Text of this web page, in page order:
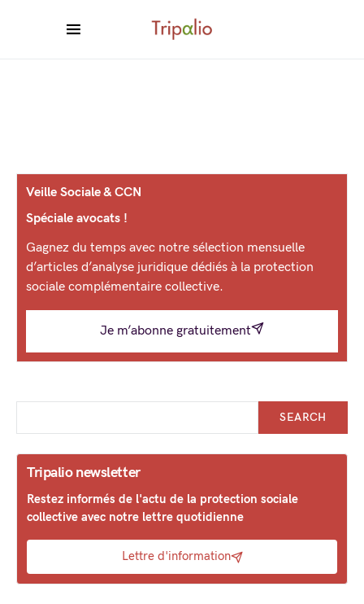
Veille Sociale & CCN
Spéciale avocats !
Gagnez du temps avec notre sélection mensuelle
d’articles d’analyse juridique dédiés à la protection
sociale complémentaire collective.
Je m’abonne gratuitement
SEARCH
Tripalio newsletter
Restez informés de l'actu de la protection sociale
collective avec notre lettre quotidienne
Lettre d'information